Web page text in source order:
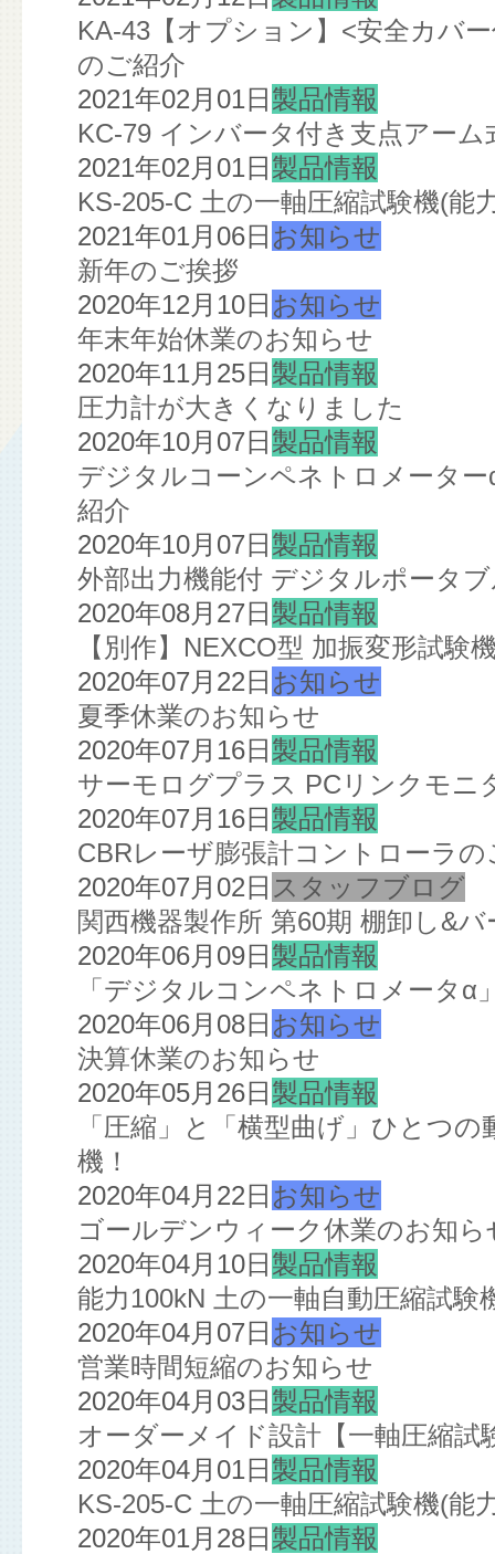
KA-43【オプション】<安全カバ
のご紹介
2021年02月01日 製品情報
KC-79 インバータ付き支点アー
2021年02月01日 製品情報
KS-205-C 土の一軸圧縮試験機(能
2021年01月06日 お知らせ
新年のご挨拶
2020年12月10日 お知らせ
年末年始休業のお知らせ
2020年11月25日 製品情報
圧力計が大きくなりました
2020年10月07日 製品情報
デジタルコーンペネトロメータ
紹介
2020年10月07日 製品情報
外部出力機能付 デジタルポータ
2020年08月27日 製品情報
【別作】NEXCO型 加振変形試験
2020年07月22日 お知らせ
夏季休業のお知らせ
2020年07月16日 製品情報
サーモログプラス PCリンクモニ
2020年07月16日 製品情報
CBRレーザ膨張計コントローラの
2020年07月02日 スタッフブログ
関西機器製作所 第60期 棚卸し&
2020年06月09日 製品情報
「デジタルコンペネトロメータα
2020年06月08日 お知らせ
決算休業のお知らせ
2020年05月26日 製品情報
「圧縮」と「横型曲げ」ひとつ
機！
2020年04月22日 お知らせ
ゴールデンウィーク休業のお知ら
2020年04月10日 製品情報
能力100kN 土の一軸自動圧縮試験
2020年04月07日 お知らせ
営業時間短縮のお知らせ
2020年04月03日 製品情報
オーダーメイド設計【一軸圧縮試
2020年04月01日 製品情報
KS-205-C 土の一軸圧縮試験機(能
2020年01月28日 製品情報